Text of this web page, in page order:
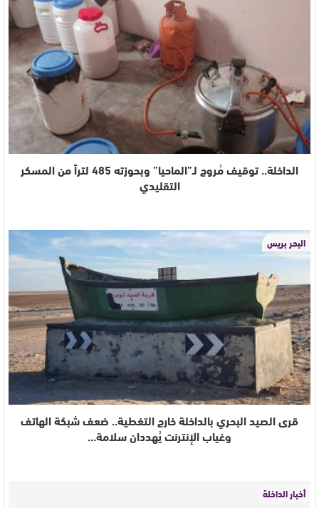
الداخلة.. توقيف مُروج لـ”الماحيا” وبحوزته 485 لتراً من المسكر
التقليدي
البحر بريس
قرى الصيد البحري بالداخلة خارج التغطية.. ضعف شبكة الهاتف
وغياب الإنترنت يُهددان سلامة…
أخبار الداخلة